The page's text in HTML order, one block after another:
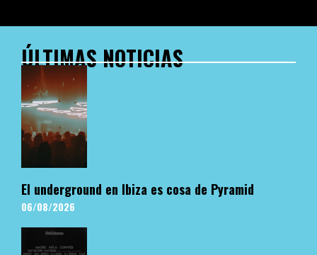
ÚLTIMAS NOTICIAS
El underground en Ibiza es cosa de Pyramid
06/08/2026